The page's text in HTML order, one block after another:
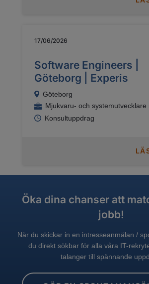
17/06/2026
Software Engineers |
Göteborg | Experis
Göteborg
Mjukvaru- och systemutvecklare
Konsultuppdrag
Öka dina chanser att
jobb!
När du skickar in en intresseanmälan /
du direkt sökbar för alla våra IT-
talanger till spännande